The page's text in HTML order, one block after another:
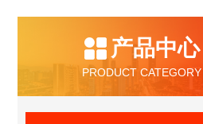
产品中心
PRODUCT CATEGORY